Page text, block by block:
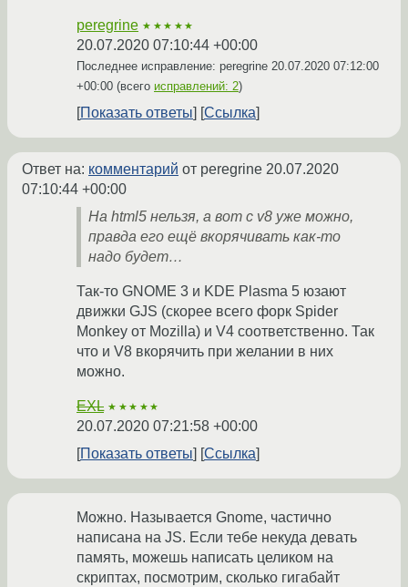
peregrine ★★★★★
20.07.2020 07:10:44 +00:00
Последнее исправление: peregrine 20.07.2020 07:12:00
+00:00 (всего исправлений: 2)
Показать ответы Ссылка
Ответ на: комментарий от peregrine 20.07.2020
07:10:44 +00:00
На html5 нельзя, а вот с v8 уже можно,
правда его ещё вкорячивать как-то
надо будет…
Так-то GNOME 3 и KDE Plasma 5 юзают
движки GJS (скорее всего форк Spider
Monkey от Mozilla) и V4 соответственно. Так
что и V8 вкорячить при желании в них
можно.
EXL ★★★★★
20.07.2020 07:21:58 +00:00
Показать ответы
Ссылка
Можно. Называется Gnome, частично
написана на JS. Если тебе некуда девать
память, можешь написать целиком на
скриптах, посмотрим, сколько гигабайт